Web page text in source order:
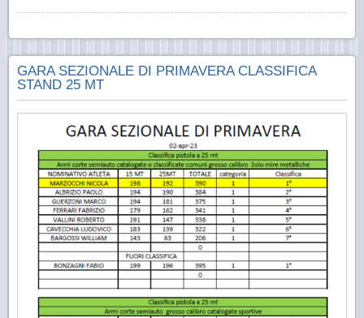
GARA SEZIONALE DI PRIMAVERA CLASSIFICA
STAND 25 MT